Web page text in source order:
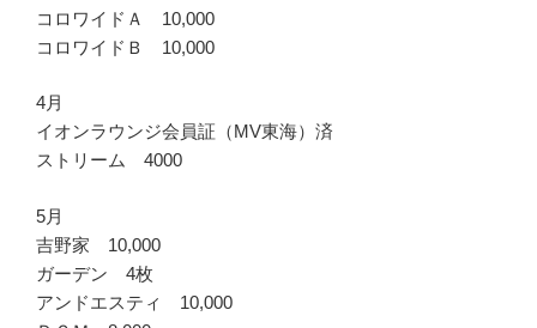
コロワイドＡ 10,000
コロワイドＢ 10,000
4月
イオンラウンジ会員証（MV東海）済
ストリーム 4000
5月
吉野家 10,000
ガーデン 4枚
アンドエスティ 10,000